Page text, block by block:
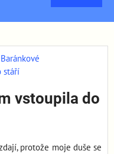
stáří
vstoupila do
protože moje duše se